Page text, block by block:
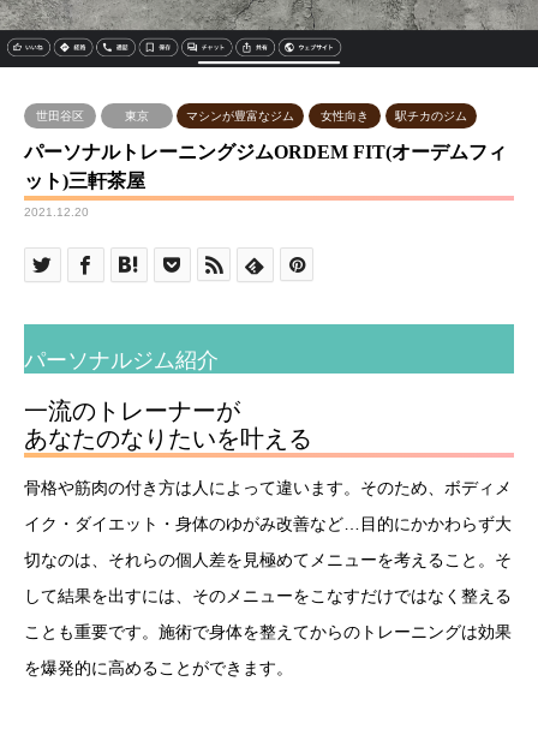
世田谷区 東京 マシンが豊富なジム 女性向き 駅チカのジム
パーソナルトレーニングジムORDEM FIT(オーデムフィ
ット)三軒茶屋
2021.12.20
パーソナルジム紹介
一流のトレーナーが
あなたのなりたいを叶える
骨格や筋肉の付き方は人によって違います。そのため、ボディメ
イク・ダイエット・身体のゆがみ改善など…目的にかかわらず大
切なのは、それらの個人差を見極めてメニューを考えること。そ
して結果を出すには、そのメニューをこなすだけではなく整える
ことも重要です。施術で身体を整えてからのトレーニングは効果
を爆発的に高めることができます。